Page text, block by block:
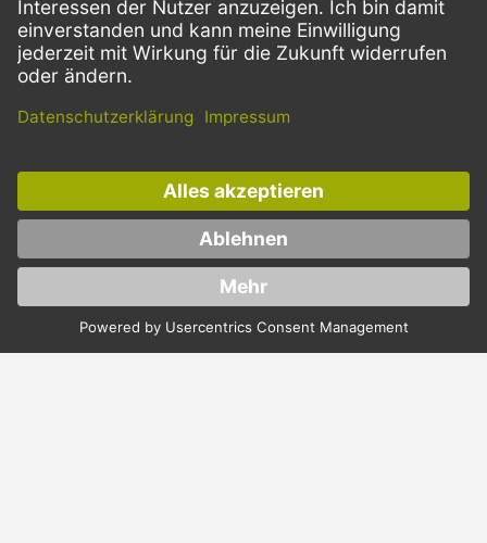
PACK2GO
BESTELLPROZESS
ZAHLUNGSMETHODEN